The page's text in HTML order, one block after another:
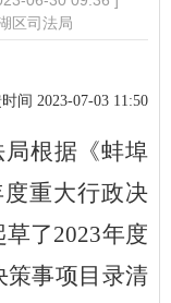
区司法局
间 2023-07-03 11:50
根据《蚌埠
重大行政决
了2023年度
策事项目录清